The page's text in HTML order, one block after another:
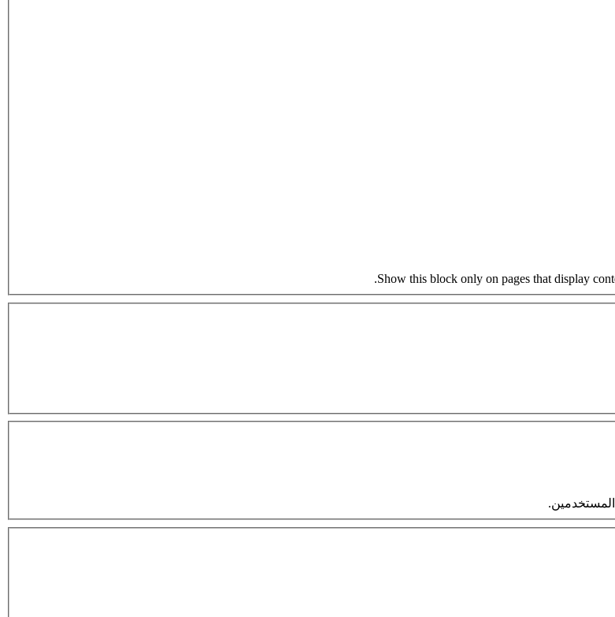
Show this block only on pages that display
المستخدمين.